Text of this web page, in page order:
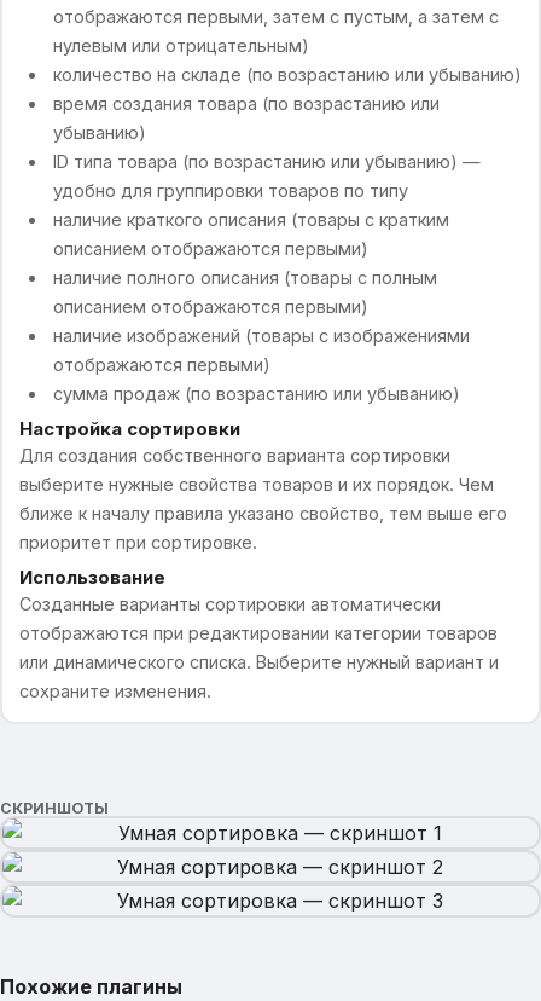
отображаются первыми, затем с пустым, а затем с
нулевым или отрицательным)
количество на складе (по возрастанию или убыванию)
время создания товара (по возрастанию или
убыванию)
ID типа товара (по возрастанию или убыванию) —
удобно для группировки товаров по типу
наличие краткого описания (товары с кратким
описанием отображаются первыми)
наличие полного описания (товары с полным
описанием отображаются первыми)
наличие изображений (товары с изображениями
отображаются первыми)
сумма продаж (по возрастанию или убыванию)
Настройка сортировки
Для создания собственного варианта сортировки
выберите нужные свойства товаров и их порядок. Чем
ближе к началу правила указано свойство, тем выше его
приоритет при сортировке.
Использование
Созданные варианты сортировки автоматически
отображаются при редактировании категории товаров
или динамического списка. Выберите нужный вариант и
сохраните изменения.
СКРИНШОТЫ
Похожие плагины